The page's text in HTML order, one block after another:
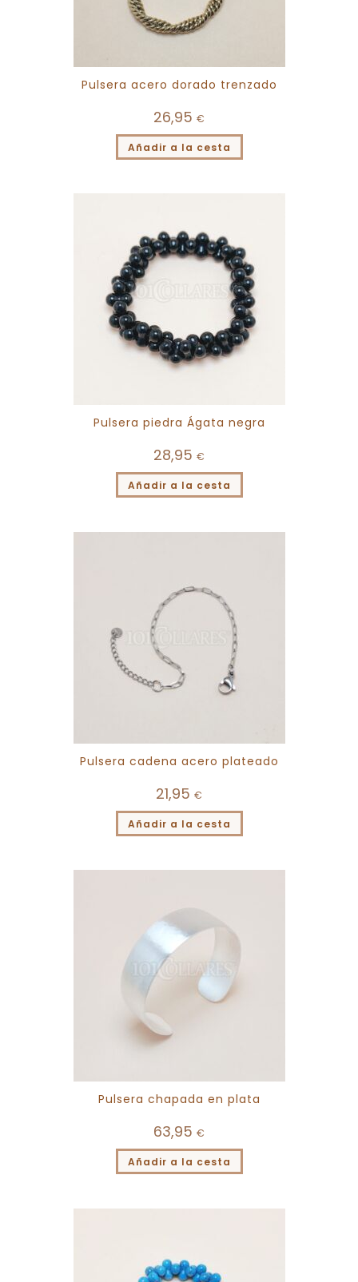
Pulsera acero dorado trenzado
26,95 €
Añadir a la cesta
Pulsera piedra Ágata negra
28,95 €
Añadir a la cesta
Pulsera cadena acero plateado
21,95 €
Añadir a la cesta
Pulsera chapada en plata
63,95 €
Añadir a la cesta